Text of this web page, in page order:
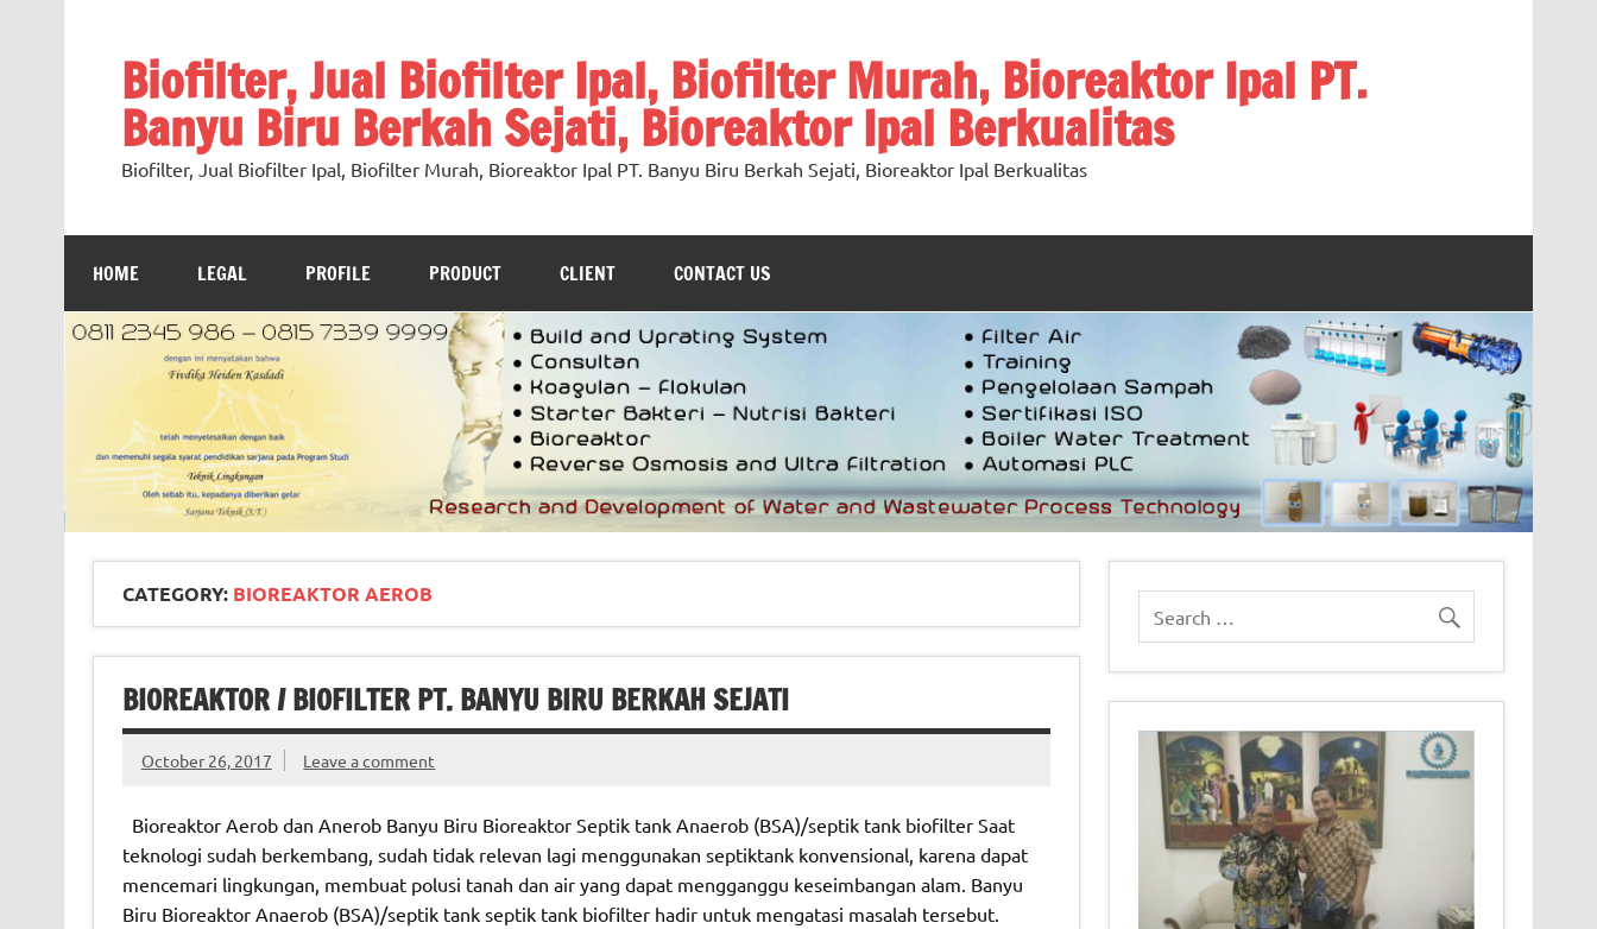
Biofilter, Jual Biofilter Ipal, Biofilter Murah, Bioreaktor Ipal PT.
Banyu Biru Berkah Sejati, Bioreaktor Ipal Berkualitas
Biofilter, Jual Biofilter Ipal, Biofilter Murah, Bioreaktor Ipal PT. Banyu Biru Berkah Sejati, Bioreaktor Ipal Berkualitas
HOME LEGAL PROFILE PRODUCT CLIENT CONTACT US
CATEGORY: BIOREAKTOR AEROB
BIOREAKTOR / BIOFILTER PT. BANYU BIRU BERKAH SEJATI
October 26, 2017 Leave a comment
Bioreaktor Aerob dan Anerob Banyu Biru Bioreaktor Septik tank Anaerob (BSA)/septik tank biofilter Saat
teknologi sudah berkembang, sudah tidak relevan lagi menggunakan septiktank konvensional, karena dapat
mencemari lingkungan, membuat polusi tanah dan air yang dapat mengganggu keseimbangan alam. Banyu
Biru Bioreaktor Anaerob (BSA)/septik tank septik tank biofilter hadir untuk mengatasi masalah tersebut.